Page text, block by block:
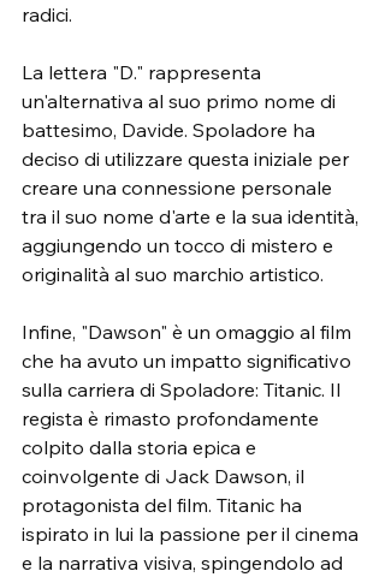
radici.
La lettera "D." rappresenta
un'alternativa al suo primo nome di
battesimo, Davide. Spoladore ha
deciso di utilizzare questa iniziale per
creare una connessione personale
tra il suo nome d'arte e la sua identità,
aggiungendo un tocco di mistero e
originalità al suo marchio artistico.
Infine, "Dawson" è un omaggio al film
che ha avuto un impatto significativo
sulla carriera di Spoladore: Titanic. Il
regista è rimasto profondamente
colpito dalla storia epica e
coinvolgente di Jack Dawson, il
protagonista del film. Titanic ha
ispirato in lui la passione per il cinema
e la narrativa visiva, spingendolo ad